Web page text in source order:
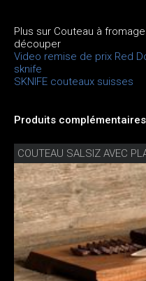
Plus sur Couteau à
découper
Video remise de prix Red
sknife
SKNIFE couteaux suisses
Produits
COUTEAU SALSIZ AVEC